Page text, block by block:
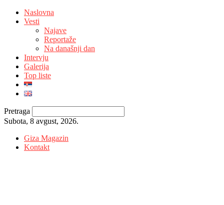
Naslovna
Vesti
Najave
Reportaže
Na današnji dan
Intervju
Galerija
Top liste
Pretraga
Subota, 8 avgust, 2026.
Giza Magazin
Kontakt